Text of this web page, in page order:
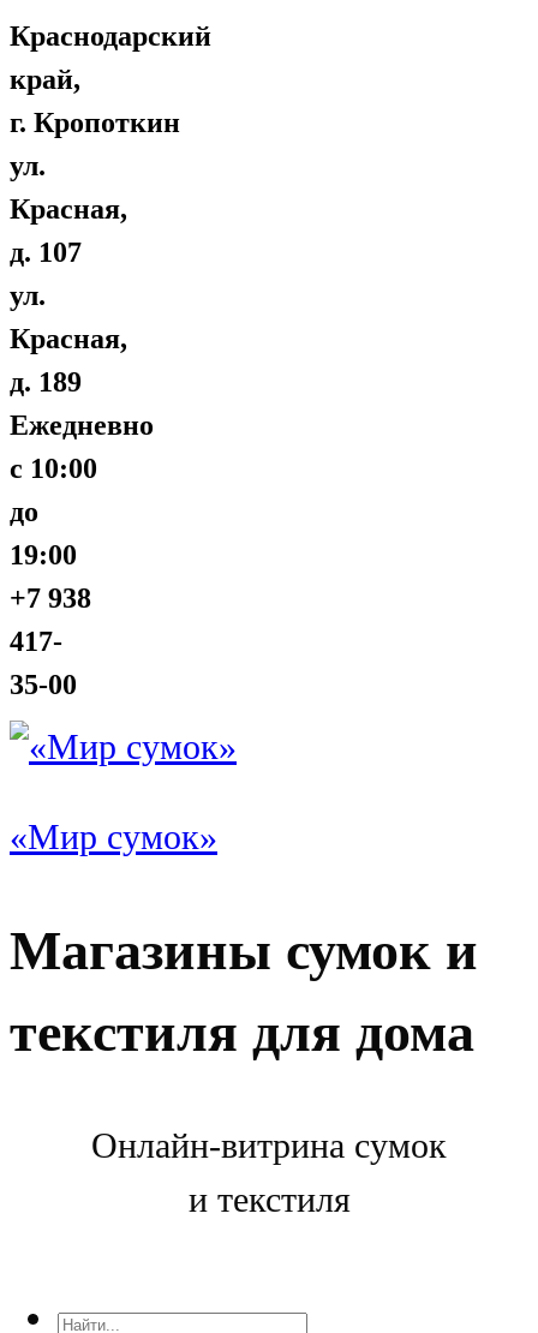
Краснодарский
край,
г. Кропоткин
ул.
Красная,
д. 107
ул.
Красная,
д. 189
Ежедневно
с 10:00
до
19:00
+7 938
417-
35-00
«Мир сумок»
Магазины сумок и
текстиля для дома
Онлайн-витрина сумок
и текстиля